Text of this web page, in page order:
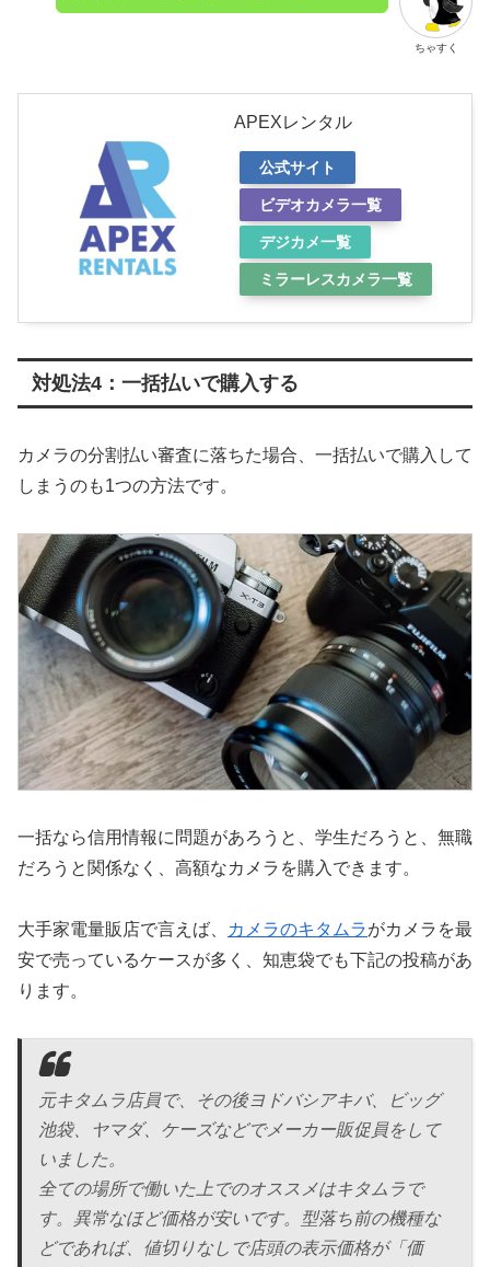
ちゃすく
APEXレンタル
公式サイト
ビデオカメラ一覧
デジカメ一覧
ミラーレスカメラ一覧
対処法4：一括払いで購入する
カメラの分割払い審査に落ちた場合、一括払いで購入して
しまうのも1つの方法です。
一括なら信用情報に問題があろうと、学生だろうと、無職
だろうと関係なく、高額なカメラを購入できます。
大手家電量販店で言えば、 カメラのキタムラがカメラを最
安で売っているケースが多く、知恵袋でも下記の投稿があ
ります。
元キタムラ店員で、その後ヨドバシアキバ、ビッグ
池袋、ヤマダ、ケーズなどでメーカー販促員をして
いました。
全ての場所で働いた上でのオススメはキタムラで
す。異常なほど価格が安いです。型落ち前の機種な
どであれば、値切りなしで店頭の表示価格が「価